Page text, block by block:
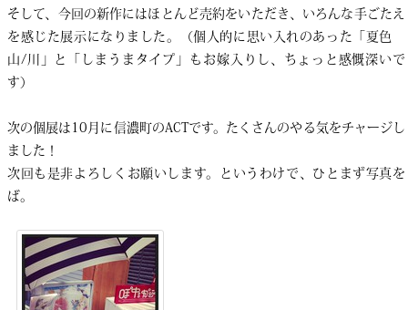
そして、今回の新作にはほとんど売約をいただき、いろんな手ごたえ
を感じた展示になりました。（個人的に思い入れのあった「夏色
山/川」と「しまうまタイプ」もお嫁入りし、ちょっと感慨深いで
す）
次の個展は10月に信濃町のACTです。たくさんのやる気をチャージし
ました！
次回も是非よろしくお願いします。というわけで、ひとまず写真を
ば。